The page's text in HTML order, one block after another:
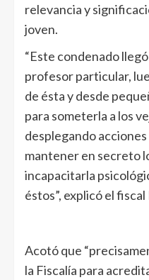
relevancia y
joven.
“Este condenado
profesor particular,
de ésta y desde
para someterla a los
desplegando
mantener en secreto
incapacitarla
éstos”, explicó el
Acotó que
la Fiscalía para